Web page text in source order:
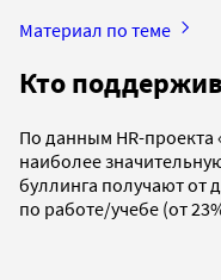
Материал по теме
Кто
По данным HR-проекта
наиболее
буллинга получают от
по работе/учебе (от